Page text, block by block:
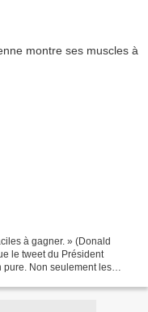
à gagner. » (Donald
le tweet du Président
pure. Non seulement les